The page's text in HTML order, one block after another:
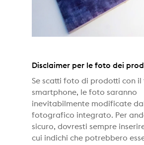
Disclaimer per le foto dei
Se scatti foto di prodotti con il
smartphone, le foto saranno
inevitabilmente modificate
fotografico integrato. Per
sicuro, dovresti sempre
cui indichi che potrebbero